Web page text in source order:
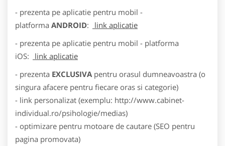
- prezenta pe aplicatie pentru mobil -
platforma ANDROID:
link aplicatie
- prezenta pe aplicatie pentru mobil - platforma
iOS:
link aplicatie
- prezenta EXCLUSIVA pentru orasul dumneavoastra (o
singura afacere pentru fiecare oras si categorie)
- link personalizat (exemplu: http://www.cabinet-
individual.ro/psihologie/medias)
- optimizare pentru motoare de cautare (SEO pentru
pagina promovata)